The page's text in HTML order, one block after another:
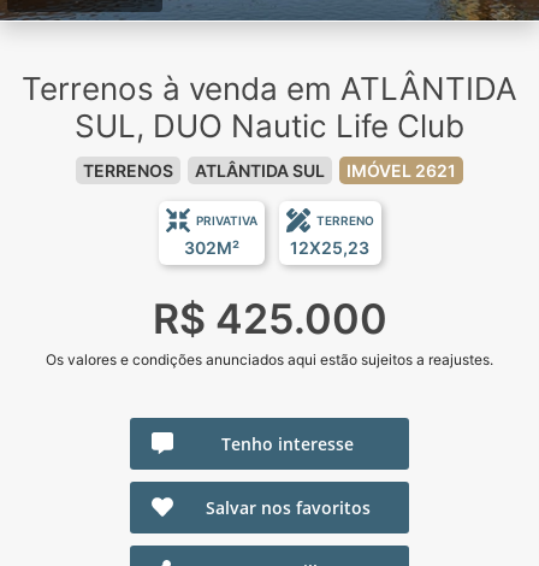
Terrenos à venda em ATLÂNTIDA
SUL, DUO Nautic Life Club
TERRENOS ATLÂNTIDA SUL IMÓVEL 2621
PRIVATIVA
302M²
TERRENO
12X25,23
R$ 425.000
Os valores e condições anunciados aqui estão sujeitos a reajustes.
Tenho interesse
Salvar nos favoritos